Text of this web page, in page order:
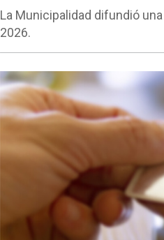
La Municipalidad difundió
2026.